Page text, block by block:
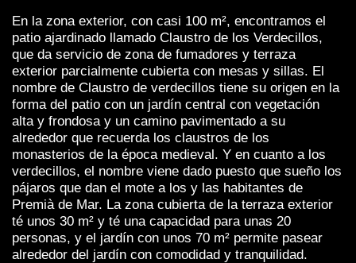
En la zona exterior, con casi 100 m², encontramos el
patio ajardinado llamado Claustro de los Verdecillos,
que da servicio de zona de fumadores y terraza
exterior parcialmente cubierta con mesas y sillas. El
nombre de Claustro de verdecillos tiene su origen en la
forma del patio con un jardín central con vegetación
alta y frondosa y un camino pavimentado a su
alrededor que recuerda los claustros de los
monasterios de la época medieval. Y en cuanto a los
verdecillos, el nombre viene dado puesto que sueño los
pájaros que dan el mote a los y las habitantes de
Premià de Mar. La zona cubierta de la terraza exterior
té unos 30 m² y té una capacidad para unas 20
personas, y el jardín con unos 70 m² permite pasear
alrededor del jardín con comodidad y tranquilidad.